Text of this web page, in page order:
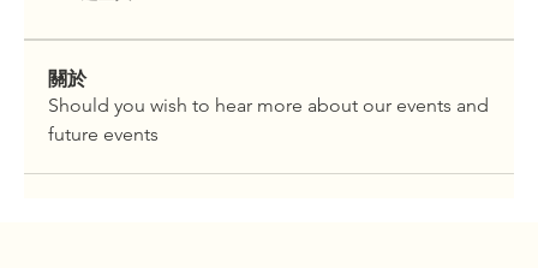
關於
Should you wish to hear more about our events and
future events